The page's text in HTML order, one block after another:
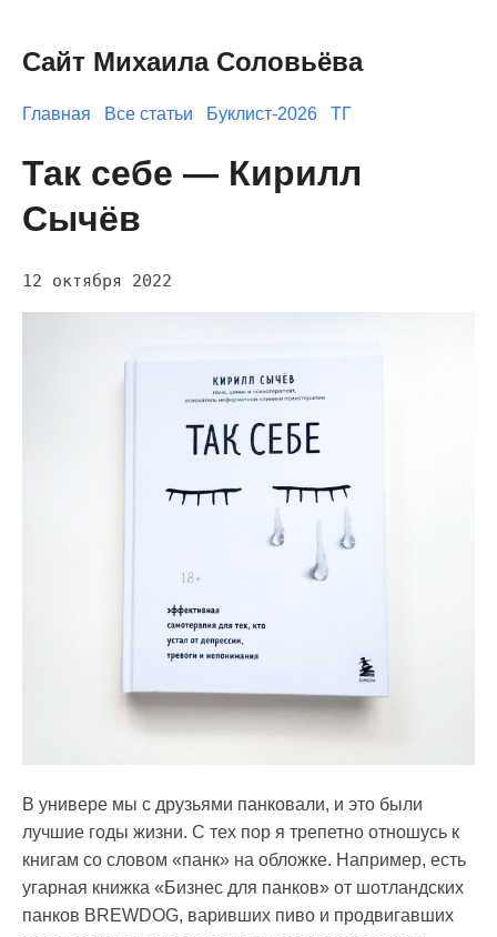
Сайт Михаила Соловьёва
Главная Все статьи Буклист-2026 ТГ
Так себе — Кирилл
Сычёв
12 октября 2022
В универе мы с друзьями панковали, и это были
лучшие годы жизни. С тех пор я трепетно отношусь к
книгам со словом «панк» на обложке. Например, есть
угарная книжка «Бизнес для панков» от шотландских
панков BREWDOG, варивших пиво и продвигавших